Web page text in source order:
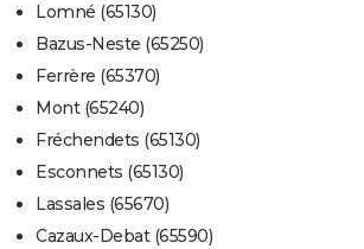
Lomné (65130)
Bazus-Neste (65250)
Ferrère (65370)
Mont (65240)
Fréchendets (65130)
Esconnets (65130)
Lassales (65670)
Cazaux-Debat (65590)